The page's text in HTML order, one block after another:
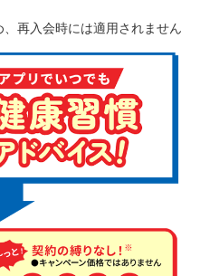
再入会時には適用されません